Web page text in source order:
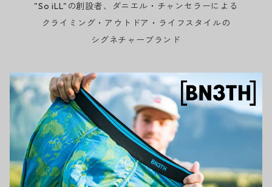
"So iLL"の創設者、ダニエル・チャンセラーによる
クライミング・アウトドア・ライフスタイルの
シグネチャーブランド